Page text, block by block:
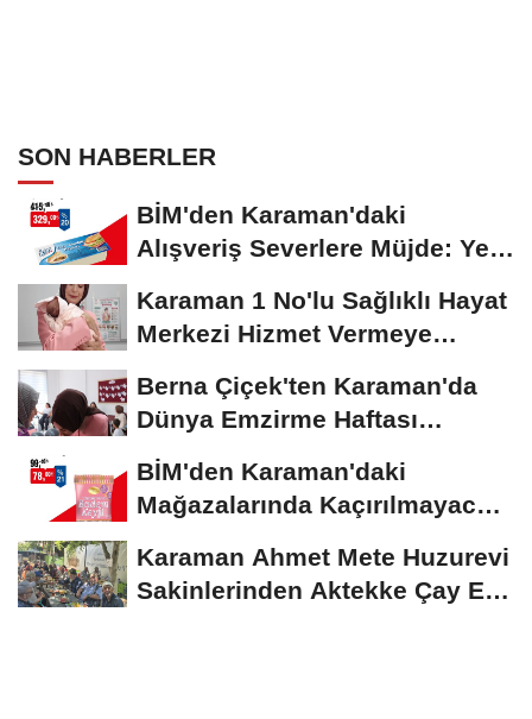
SON HABERLER
BİM'den Karaman'daki
Alışveriş Severlere Müjde: Yeni
Karaman 1 No'lu Sağlıklı Hayat
Merkezi Hizmet Vermeye
Berna Çiçek'ten Karaman'da
Dünya Emzirme Haftası
Etkinliğine Ziyaret
BİM'den Karaman'daki
Mağazalarında Kaçırılmayacak
Karaman Ahmet Mete Huzurevi
Sakinlerinden Aktekke Çay Evi